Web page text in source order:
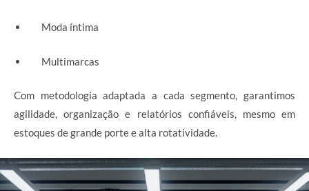
Moda íntima
Multimarcas
Com metodologia adaptada a cada segmento, garantimos
agilidade, organização e relatórios confiáveis, mesmo em
estoques de grande porte e alta rotatividade.